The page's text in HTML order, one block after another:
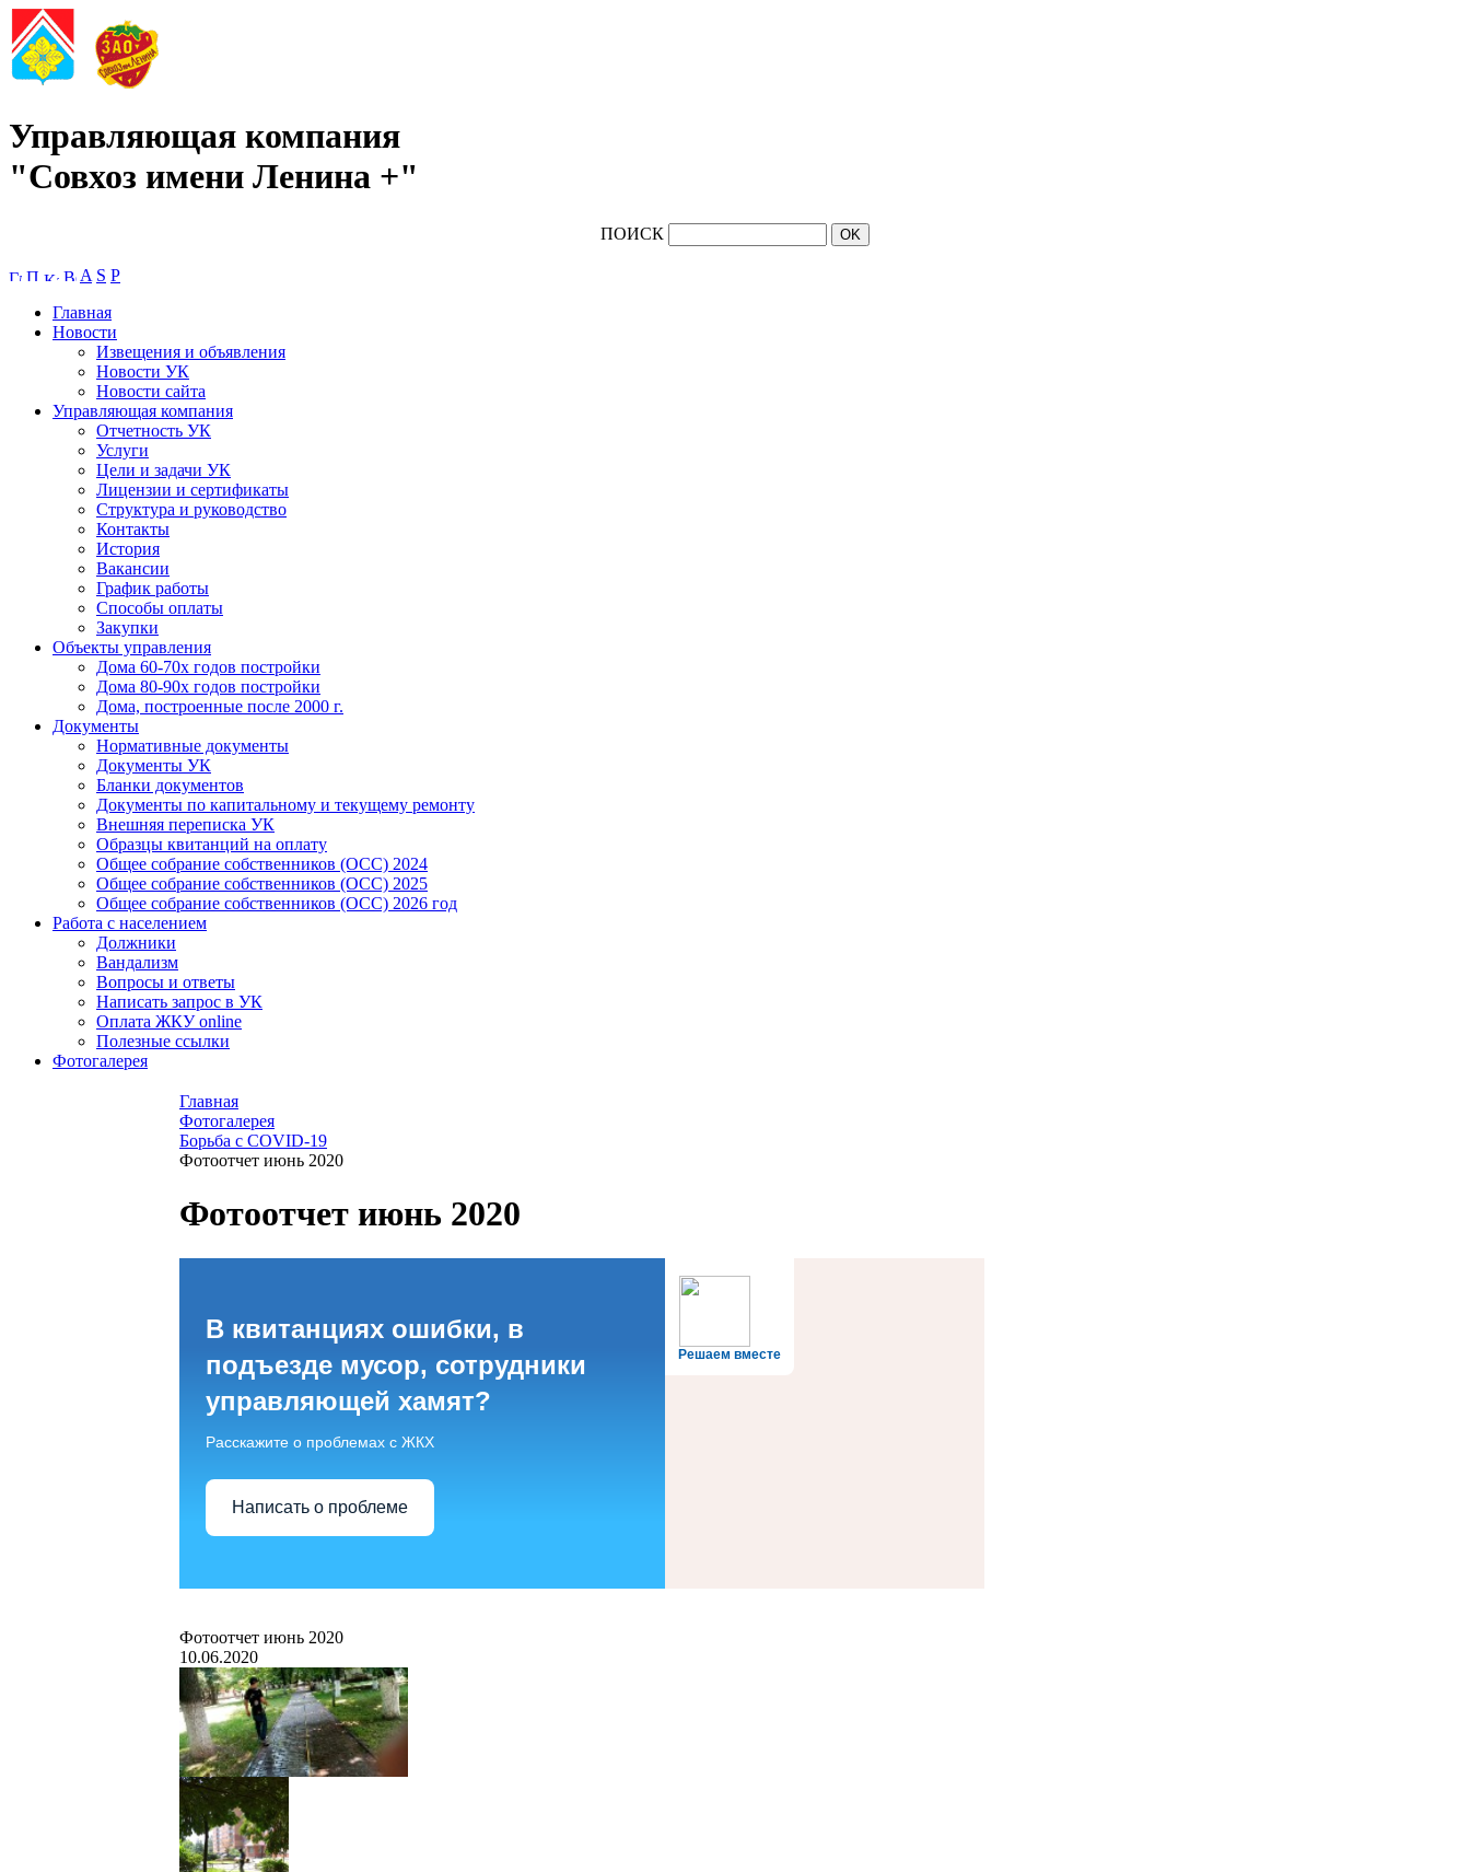
Управляющая компания
"Совхоз имени Ленина +"
ПОИСК
A S P
Главная
Новости
Извещения и объявления
Новости УК
Новости сайта
Управляющая компания
Отчетность УК
Услуги
Цели и задачи УК
Лицензии и сертификаты
Структура и руководство
Контакты
История
Вакансии
График работы
Способы оплаты
Закупки
Объекты управления
Дома 60-70х годов постройки
Дома 80-90х годов постройки
Дома, построенные после 2000 г.
Документы
Нормативные документы
Документы УК
Бланки документов
Документы по капитальному и текущему ремонту
Внешняя переписка УК
Образцы квитанций на оплату
Общее собрание собственников (ОСС) 2024
Общее собрание собственников (ОСС) 2025
Общее собрание собственников (ОСС) 2026 год
Работа с населением
Должники
Вандализм
Вопросы и ответы
Написать запрос в УК
Оплата ЖКУ online
Полезные ссылки
Фотогалерея
Главная
Фотогалерея
Борьба с COVID-19
Фотоотчет июнь 2020
Фотоотчет июнь 2020
Решаем вместе
В квитанциях ошибки, в
подъезде мусор, сотрудники
управляющей хамят?
Расскажите о проблемах с ЖКХ
Написать о проблеме
Фотоотчет июнь 2020
10.06.2020